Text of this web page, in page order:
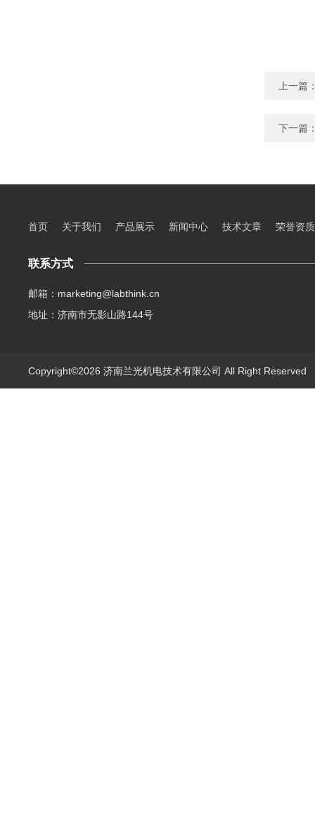
上一篇
下一篇
首页 关于我们 产品展示 新闻中心 技术文章 荣誉资质
联系方式
邮箱：marketing@labthink.cn
地址：济南市无影山路144号
Copyright©2026 济南兰光机电技术有限公司 All Right